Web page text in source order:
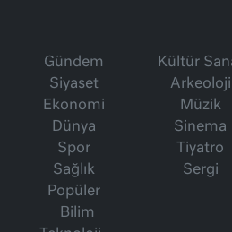
Gündem
Siyaset
Ekonomi
Dünya
Spor
Sağlık
Popüler
Bilim
Kültür
Arkeoloji
Müzik
Sinema
Tiyatro
Sergi